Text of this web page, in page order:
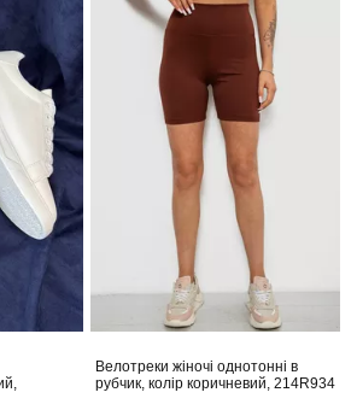
Велотреки жіночі однотонні в
рубчик, колір коричневий, 214R934